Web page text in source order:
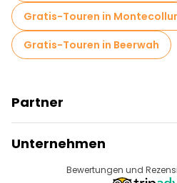
Gratis-Touren in
Gratis-Touren in Beerwah
Partner
Anbieter-Anmeldung
Affiliate-Programm
Unternehmen
ReisezieleBewertungen und